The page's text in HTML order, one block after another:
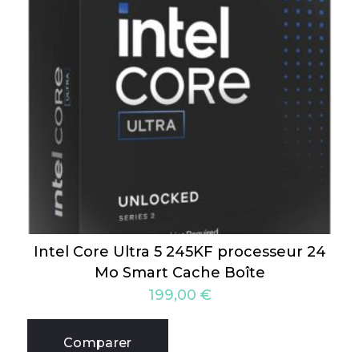
Intel Core Ultra 5 245KF processeur 24
Mo Smart Cache Boîte
199,00 €
Comparer